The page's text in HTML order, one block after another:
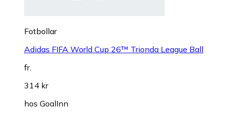
Fotbollar
Adidas FIFA World Cup 26™ Trionda League Ball
fr.
314 kr
hos GoalInn